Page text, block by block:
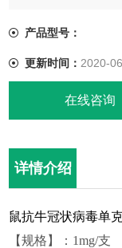
产品型号：
更新时间： 2020-
在线咨询
详情介绍
鼠抗牛冠状病毒单
【规格】：1mg/支